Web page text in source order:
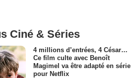
Ciné & Séries
4 millions d’entrées, 4 César…
Ce film culte avec Benoît
Magimel va être adapté en série
pour Netflix